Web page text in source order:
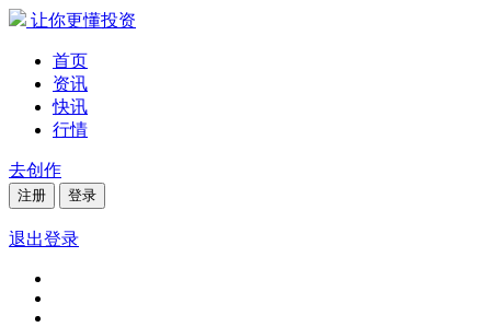
让你更懂投资
首页
资讯
快讯
行情
去创作
注册 登录
退出登录